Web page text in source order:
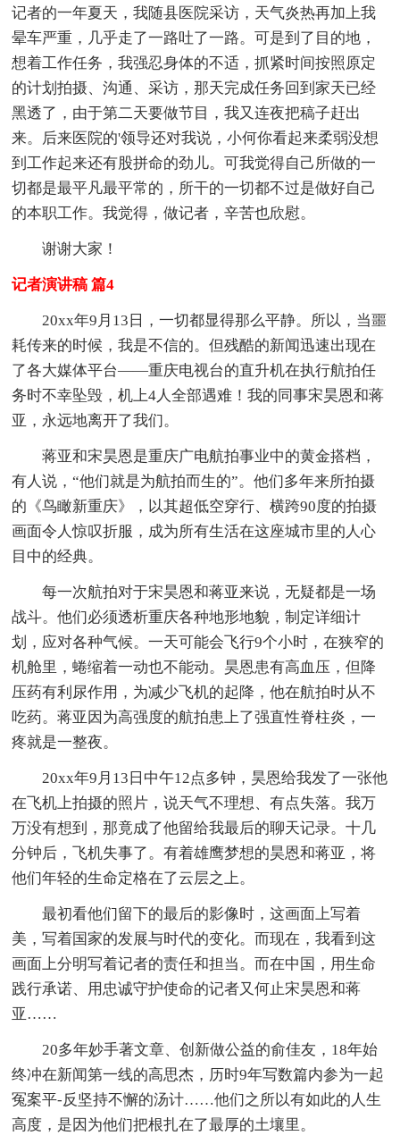
记者的一年夏天，我随县医院采访，天气炎热再加上我
晕车严重，几乎走了一路吐了一路。可是到了目的地，
想着工作任务，我强忍身体的不适，抓紧时间按照原定
的计划拍摄、沟通、采访，那天完成任务回到家天已经
黑透了，由于第二天要做节目，我又连夜把稿子赶出
来。后来医院的'领导还对我说，小何你看起来柔弱没想
到工作起来还有股拼命的劲儿。可我觉得自己所做的一
切都是最平凡最平常的，所干的一切都不过是做好自己
的本职工作。我觉得，做记者，辛苦也欣慰。
谢谢大家！
记者演讲稿 篇4
20xx年9月13日，一切都显得那么平静。所以，当噩
耗传来的时候，我是不信的。但残酷的新闻迅速出现在
了各大媒体平台——重庆电视台的直升机在执行航拍任
务时不幸坠毁，机上4人全部遇难！我的同事宋昊恩和蒋
亚，永远地离开了我们。
蒋亚和宋昊恩是重庆广电航拍事业中的黄金搭档，
有人说，“他们就是为航拍而生的”。他们多年来所拍摄
的《鸟瞰新重庆》，以其超低空穿行、横跨90度的拍摄
画面令人惊叹折服，成为所有生活在这座城市里的人心
目中的经典。
每一次航拍对于宋昊恩和蒋亚来说，无疑都是一场
战斗。他们必须透析重庆各种地形地貌，制定详细计
划，应对各种气候。一天可能会飞行9个小时，在狭窄的
机舱里，蜷缩着一动也不能动。昊恩患有高血压，但降
压药有利尿作用，为减少飞机的起降，他在航拍时从不
吃药。蒋亚因为高强度的航拍患上了强直性脊柱炎，一
疼就是一整夜。
20xx年9月13日中午12点多钟，昊恩给我发了一张他
在飞机上拍摄的照片，说天气不理想、有点失落。我万
万没有想到，那竟成了他留给我最后的聊天记录。十几
分钟后，飞机失事了。有着雄鹰梦想的昊恩和蒋亚，将
他们年轻的生命定格在了云层之上。
最初看他们留下的最后的影像时，这画面上写着
美，写着国家的发展与时代的变化。而现在，我看到这
画面上分明写着记者的责任和担当。而在中国，用生命
践行承诺、用忠诚守护使命的记者又何止宋昊恩和蒋
亚……
20多年妙手著文章、创新做公益的俞佳友，18年始
终冲在新闻第一线的高思杰，历时9年写数篇内参为一起
冤案平-反坚持不懈的汤计……他们之所以有如此的人生
高度，是因为他们把根扎在了最厚的土壤里。